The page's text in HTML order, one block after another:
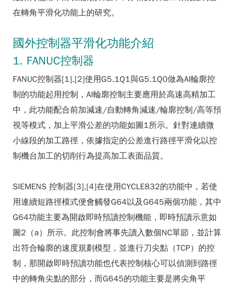
在轉角平滑化功能上的研究。
國外控制器平滑化功能介紹
1. FANUC控制器
FANUC控制器[1],[2]使用G5.1Q1與G5.1Q0做為AI輪廓控
制的功能起用控制，AI輪廓控制主要應用於高速高精加工
中，此功能配合前加減速/自動轉角減速/輪廓控制/高等預
視等模式，加上平滑公差的功能如圖1所示。針對連續微
小線段的加工路徑，依據指定的公差進行路徑平滑化以控
制機台加工的切削行為提高加工表面品質。
SIEMENS 控制器[3],[4]在使用CYCLE832的功能中，若使
用連續短路徑模式便會觸發G64以及G645兩個功能，其中
G64功能主要為開啟即時預讀控制機能，即時預讀示意如
圖2（a）所示。此控制會將事先讀入數個NC單節，並計算
出符合輪廓的速度規劃模型，並進行刀尖點（TCP）的控
制，那開啟即時預讀功能也代表控制核心可以偵測到路徑
中的轉角尖點的部分，而G645的功能主要是將尖角平